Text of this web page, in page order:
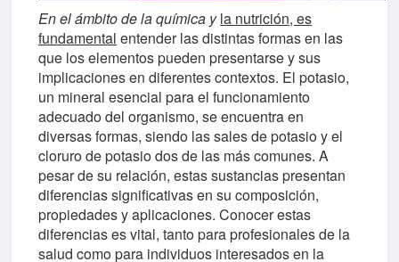
En el ámbito de la química y la nutrición, es
fundamental entender las distintas formas en las
que los elementos pueden presentarse y sus
implicaciones en diferentes contextos. El potasio,
un mineral esencial para el funcionamiento
adecuado del organismo, se encuentra en
diversas formas, siendo las sales de potasio y el
cloruro de potasio dos de las más comunes. A
pesar de su relación, estas sustancias presentan
diferencias significativas en su composición,
propiedades y aplicaciones. Conocer estas
diferencias es vital, tanto para profesionales de la
salud como para individuos interesados en la